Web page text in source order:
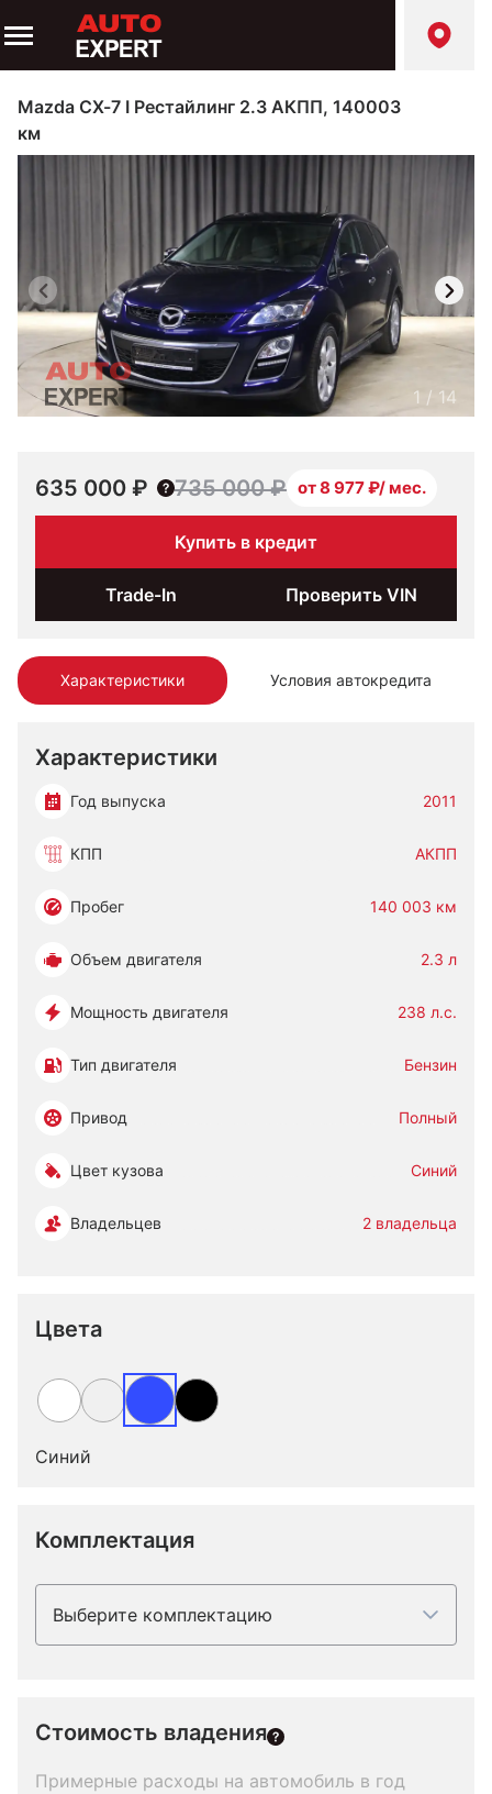
Mazda CX-7 I Рестайлинг 2.3 АКПП, 140003
км
Характеристики Условия автокредита
Характеристики
Год выпуска 2011
КПП АКПП
Пробег 140 003 км
Объем двигателя 2.3 л
Мощность двигателя 238 л.с.
Тип двигателя Бензин
Привод Полный
Цвет кузова Синий
Владельцев 2 владельца
Цвета
Синий
Комплектация
Выберите комплектацию
Стоимость владения
Примерные расходы на автомобиль в год
1 / 14
635 000 ₽ 735 000 ₽ от 8 977 ₽/ мес.
Купить в кредит
Trade-In Проверить VIN